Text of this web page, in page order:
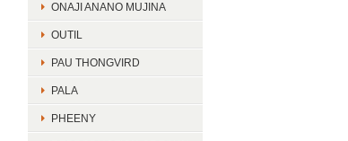
ONAJI ANANO MUJINA
OUTIL
PAU THONGVIRD
PALA
PHEENY